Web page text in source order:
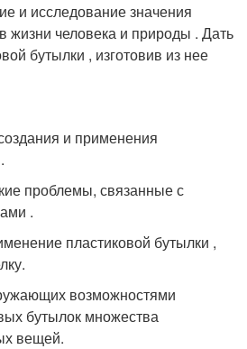
и исследование значения
жизни человека и природы . Дать
бутылки , изготовив из нее
и применения
проблемы, связанные с
.
пластиковой бутылки ,
возможностями
бутылок множества
вещей.